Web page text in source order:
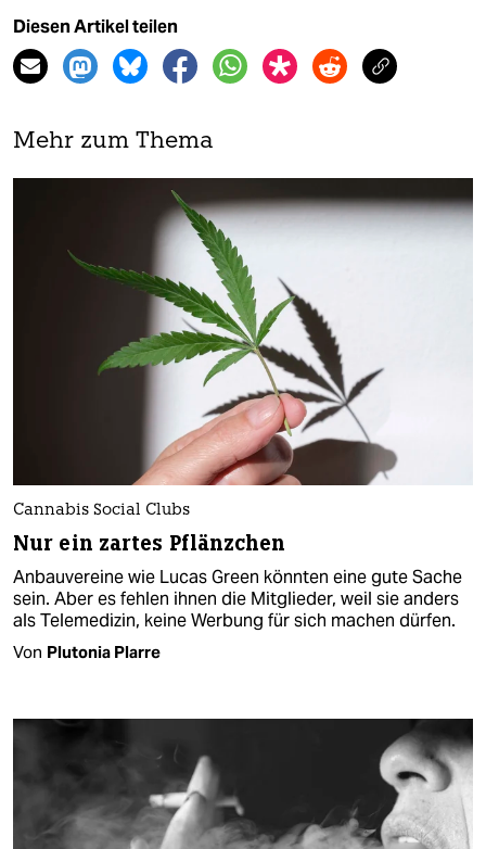
Diesen Artikel teilen
Mehr zum Thema
Cannabis Social Clubs
Nur ein zartes Pflänzchen
Anbauvereine wie Lucas Green könnten eine gute Sache
sein. Aber es fehlen ihnen die Mitglieder, weil sie anders
als Telemedizin, keine Werbung für sich machen dürfen.
Von Plutonia Plarre